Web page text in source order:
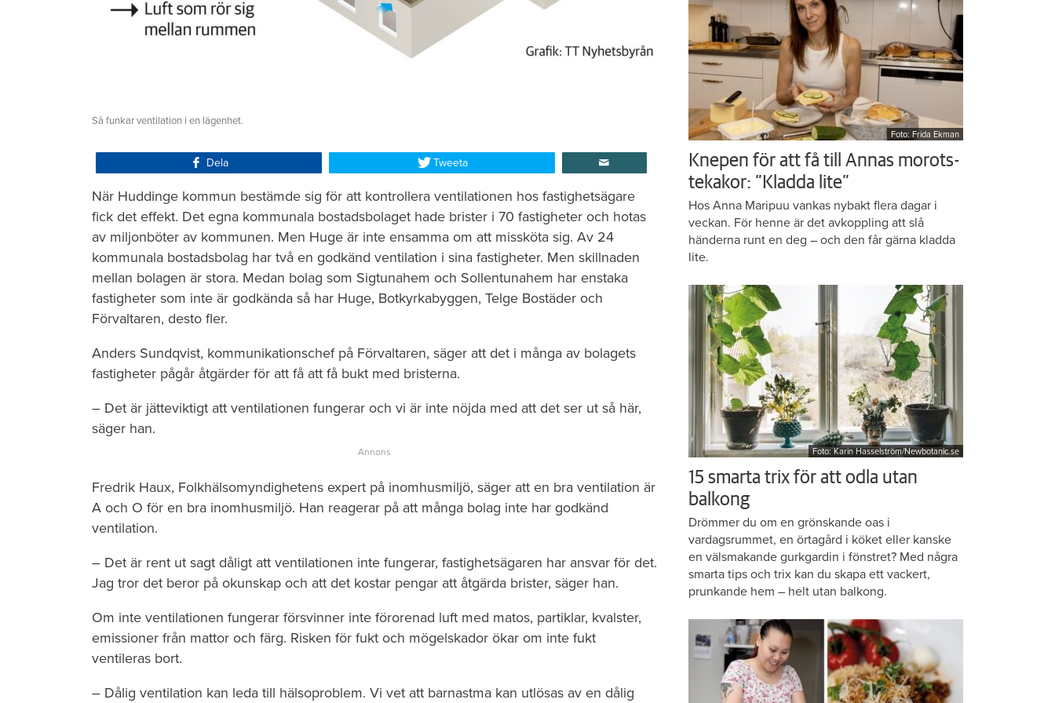
Så funkar ventilation i en lägenhet.
Dela Tweeta
När Huddinge kommun bestämde sig för att kontrollera ventilationen hos fastighetsägare
fick det effekt. Det egna kommunala bostadsbolaget hade brister i 70 fastigheter och hotas
av miljonböter av kommunen. Men Huge är inte ensamma om att missköta sig. Av 24
kommunala bostadsbolag har två en godkänd ventilation i sina fastigheter. Men skillnaden
mellan bolagen är stora. Medan bolag som Sigtunahem och Sollentunahem har enstaka
fastigheter som inte är godkända så har Huge, Botkyrkabyggen, Telge Bostäder och
Förvaltaren, desto fler.
Anders Sundqvist, kommunikationschef på Förvaltaren, säger att det i många av bolagets
fastigheter pågår åtgärder för att få att få bukt med bristerna.
– Det är jätteviktigt att ventilationen fungerar och vi är inte nöjda med att det ser ut så här,
säger han.
Fredrik Haux, Folkhälsomyndighetens expert på inomhusmiljö, säger att en bra ventilation är
A och O för en bra inomhusmiljö. Han reagerar på att många bolag inte har godkänd
ventilation.
– Det är rent ut sagt dåligt att ventilationen inte fungerar, fastighets­ägaren har ansvar för det.
Jag tror det beror på okunskap och att det kostar pengar att åtgärda brister, säger han.
Om inte ventilationen fungerar försvinner inte förorenad luft med matos, partiklar, kvalster,
emissioner från mattor och färg. Risken för fukt och mögelskador ökar om inte fukt
ventileras bort.
– Dålig ventilation kan leda till hälsoproblem. Vi vet att barnastma kan utlösas av en dålig
Foto: Frida Ekman
Knepen för att få till Annas morots-
tekakor: ”Kladda lite”
Hos Anna Maripuu vankas nybakt flera dagar i
veckan. För henne är det avkoppling att slå
händerna runt en deg – och den får gärna kladda
lite.
Foto: Karin Hasselström/Newbotanic.se
15 smarta trix för att odla utan
balkong
Drömmer du om en grönskande oas i
vardagsrummet, en örtagård i köket eller kanske
en välsmakande gurkgardin i fönstret? Med några
smarta tips och trix kan du skapa ett vackert,
prunkande hem – helt utan balkong.